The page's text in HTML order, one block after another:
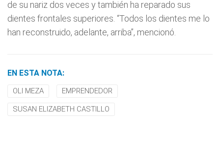
de su nariz dos veces y también ha reparado sus
dientes frontales superiores. “Todos los dientes me lo
han reconstruido, adelante, arriba”, mencionó.
EN ESTA NOTA:
OLI MEZA EMPRENDEDOR
SUSAN ELIZABETH CASTILLO